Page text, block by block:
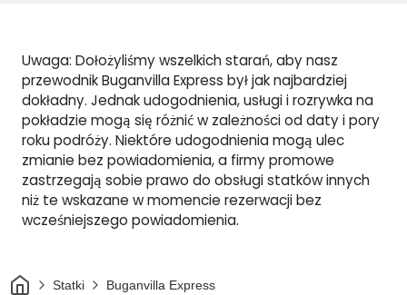
Uwaga: Dołożyliśmy wszelkich starań, aby nasz
przewodnik Buganvilla Express był jak najbardziej
dokładny. Jednak udogodnienia, usługi i rozrywka na
pokładzie mogą się różnić w zależności od daty i pory
roku podróży. Niektóre udogodnienia mogą ulec
zmianie bez powiadomienia, a firmy promowe
zastrzegają sobie prawo do obsługi statków innych
niż te wskazane w momencie rezerwacji bez
wcześniejszego powiadomienia.
DomStatki Buganvilla Express